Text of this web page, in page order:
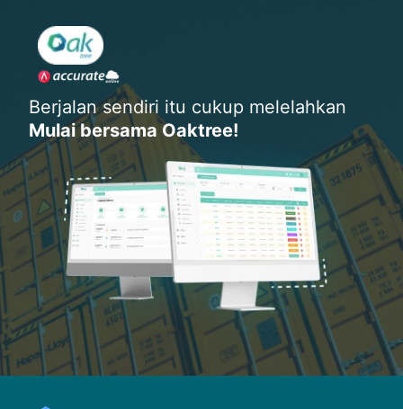
Berjalan sendiri itu cukup melelahkan
Mulai bersama Oaktree!